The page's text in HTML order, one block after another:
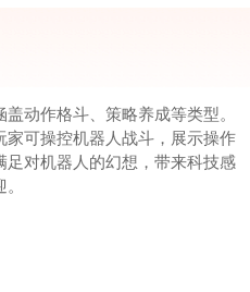
动作格斗、策略养成等类型。
可操控机器人战斗，展示操作
对机器人的幻想，带来科技感